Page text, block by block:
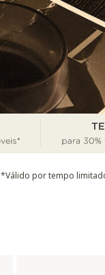
*Válido por tempo